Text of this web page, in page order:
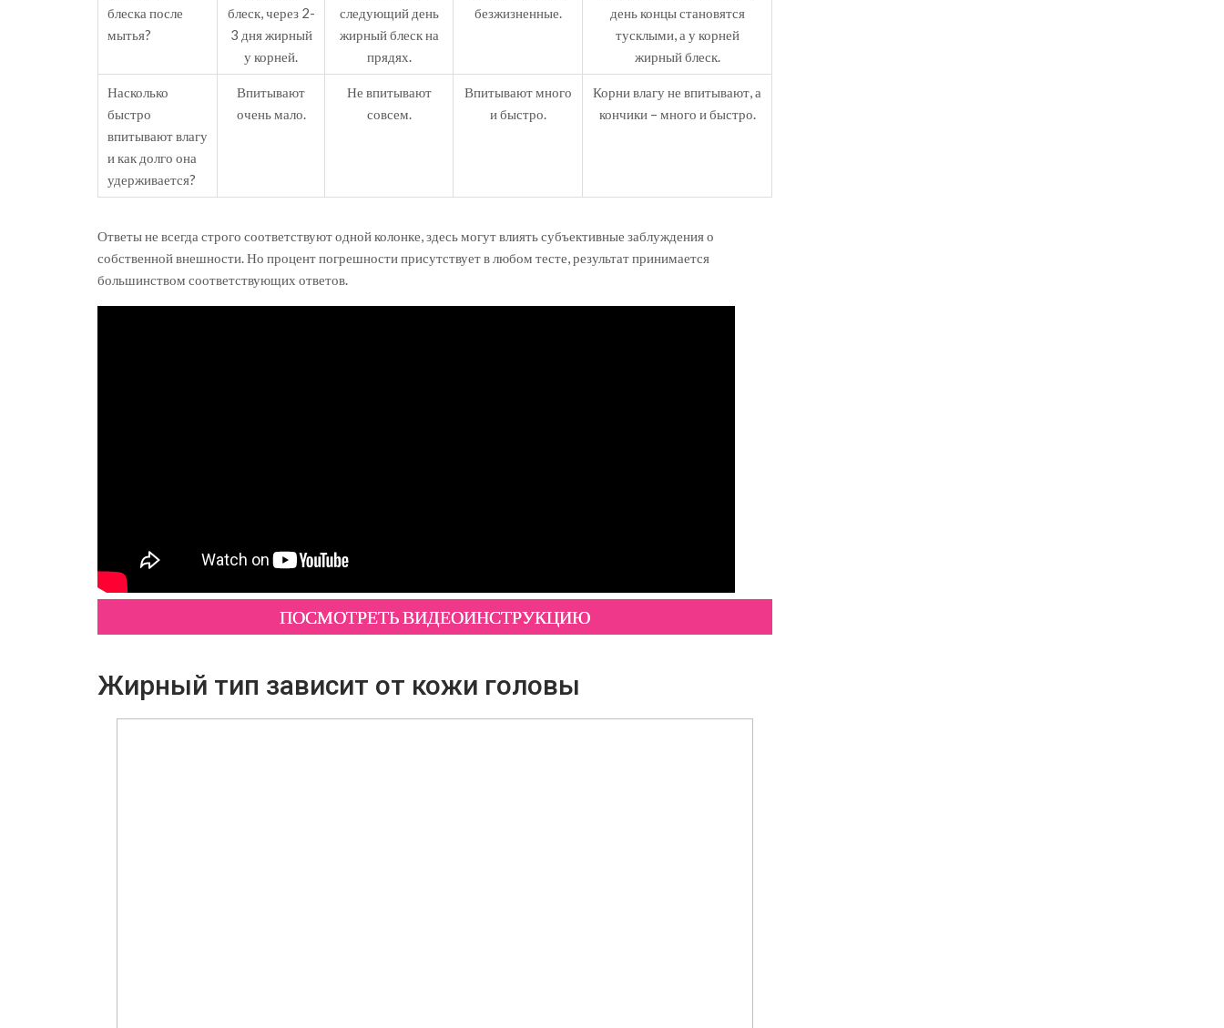
блеска после
мытья?
блеск, через 2-
3 дня жирный
у корней.
следующий день
жирный блеск на
прядях.
безжизненные.
день концы становятся
тусклыми, а у корней
жирный блеск.
Насколько
быстро
впитывают влагу
и как долго она
удерживается?
Впитывают
очень мало.
Не впитывают
совсем.
Впитывают много
и быстро.
Корни влагу не впитывают, а
кончики – много и быстро.
Ответы не всегда строго соответствуют одной колонке, здесь могут влиять субъективные заблуждения о
собственной внешности. Но процент погрешности присутствует в любом тесте, результат принимается
большинством соответствующих ответов.
ПОСМОТРЕТЬ ВИДЕОИНСТРУКЦИЮ
Жирный тип зависит от кожи головы